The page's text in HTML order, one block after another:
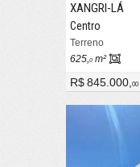
XANGRI-LÁ
Centro
Terreno
625,0 m²
R$ 845.000,00